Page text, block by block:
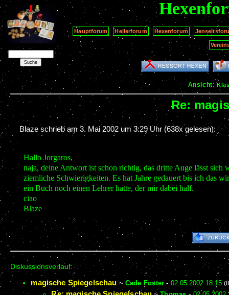
Hauptforum Heilerforum Hexenforum
Ansicht:
Re:
Blaze schrieb am3. Mai 2002 um 3:29 Uhr (638x gelesen):
Hallo Jorgaros,
naja, deine Antwort ist schon richtig, das dritte Auge lässt sich
ziemliche Schwierigkeiten. Es hat Jahre gedauert bis ich das
ein Buch noch einen Lehrer hatte, der mir dabei half.
ciao
Blaze
Diskussionsverlauf:
magische Spiegelschau ~ Cade Foster -02.05.2002 18:15